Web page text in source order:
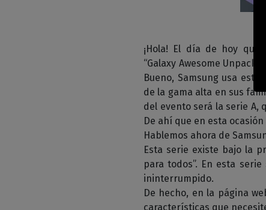
¡Hola! El día de hoy
“Galaxy Awesome
Bueno, Samsung usa
de la gama alta en sus
del evento será la serie A,
De ahí que en esta ocasión
Hablemos ahora de
Esta serie existe bajo la
para todos”. En esta
ininterrumpido.
De hecho, en la página
características que